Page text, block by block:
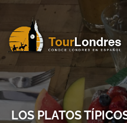
Skip to main content
LOS PLATOS